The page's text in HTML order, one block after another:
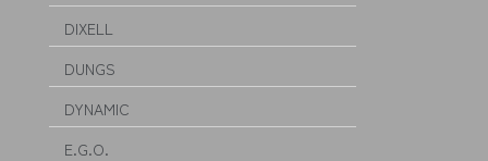
DIXELL
DUNGS
DYNAMIC
E.G.O.